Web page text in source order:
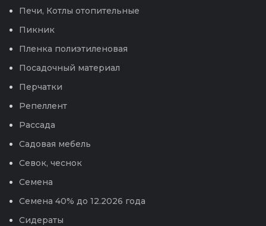
Печи, Котлы отопительные
Пикник
Пленка полиэтиленовая
Посадочный материал
Перчатки
Репеллент
Рассада
Садовая мебель
Севок, чеснок
Семена
Семена 40% до 12.2026 года
Сидераты